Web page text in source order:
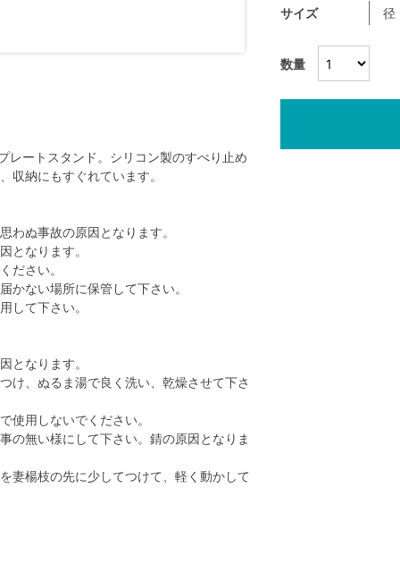
ートスタンド。シリコン製のすべり止め
収納にもすぐれています。
わぬ事故の原因となります。
となります。
ださい。
かない場所に保管して下さい。
して下さい。
となります。
け、ぬるま湯で良く洗い、乾燥させて下さ
使用しないでください。
の無い様にして下さい。錆の原因となりま
妻楊枝の先に少してつけて、軽く動かして
数量
サイズ 径